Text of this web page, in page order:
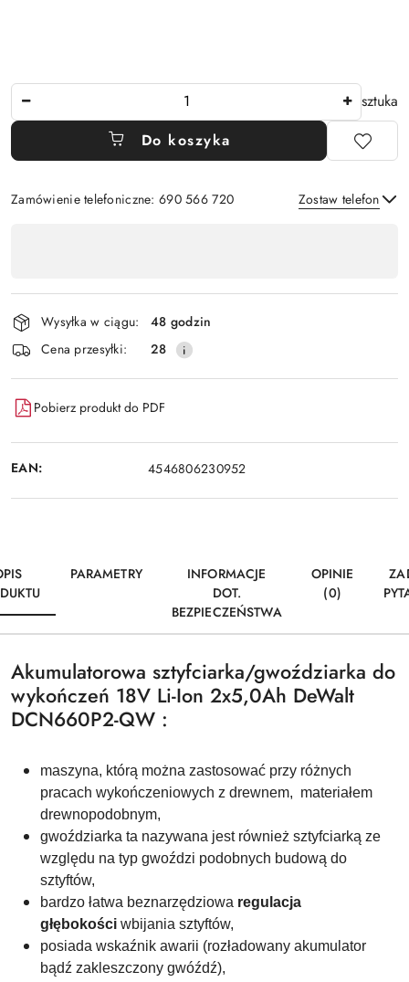
sztuka
Do koszyka
Zamówienie telefoniczne: 690 566 720 Zostaw telefon
płatność
i
dostawa
Wysyłka w ciągu:
48 godzin
Cena przesyłki:
28
Pobierz produkt do PDF
EAN: 4546806230952
PARAMETRY
INFORMACJE
DOT.
BEZPIECZEŃSTWA
OPINIE
(0)
Akumulatorowa sztyfciarka/gwoździarka do
wykończeń 18V Li-Ion 2x5,0Ah DeWalt
DCN660P2-QW :
maszyna, którą można zastosować przy różnych
pracach wykończeniowych z drewnem, materiałem
drewnopodobnym,
gwoździarka ta nazywana jest również sztyfciarką ze
względu na typ gwoździ podobnych budową do
sztyftów,
bardzo łatwa beznarzędziowa regulacja
głębokości wbijania sztyftów,
posiada wskaźnik awarii (rozładowany akumulator
bądź zakleszczony gwóźdź),